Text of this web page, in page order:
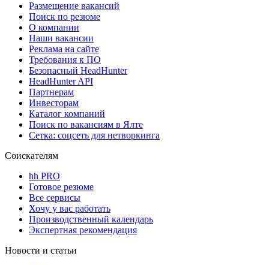
Размещение вакансий
Поиск по резюме
О компании
Наши вакансии
Реклама на сайте
Требования к ПО
Безопасный HeadHunter
HeadHunter API
Партнерам
Инвесторам
Каталог компаний
Поиск по вакансиям в Ялте
Сетка: соцсеть для нетворкинга
Соискателям
hh PRO
Готовое резюме
Все сервисы
Хочу у вас работать
Производственный календарь
Экспертная рекомендация
Новости и статьи